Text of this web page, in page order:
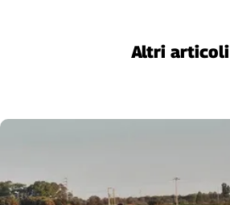
Social
Altri articoli